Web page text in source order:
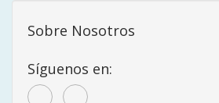
Sobre Nosotros
Síguenos en: